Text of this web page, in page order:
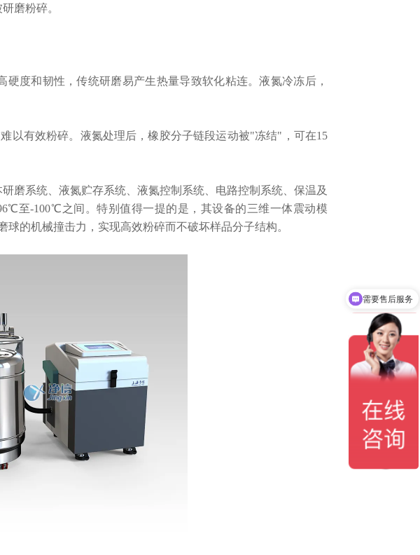
磨粉碎。
度和韧性，传统研磨易产生热量导致软化粘连。液氮冷冻后，
有效粉碎。液氮处理后，橡胶分子链段运动被"冻结"，可在15
系统、液氮贮存系统、液氮控制系统、电路控制系统、保温及
至-100℃之间。特别值得一提的是，其设备的三维一体震动模
的机械撞击力，实现高效粉碎而不破坏样品分子结构。
需要售后服务